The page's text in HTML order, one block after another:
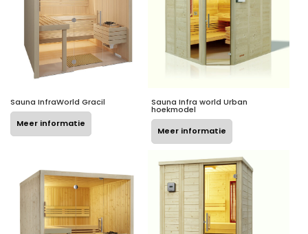
Sauna InfraWorld Gracil
Meer informatie
Sauna Infra world Urban
hoekmodel
Meer informatie